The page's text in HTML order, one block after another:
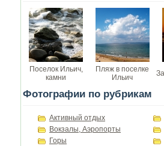
Поселок Ильич,
камни
Пляж в поселке
Ильич
Фотографии по рубрикам
Активный отдых
Вокзалы, Аэропорты
Горы